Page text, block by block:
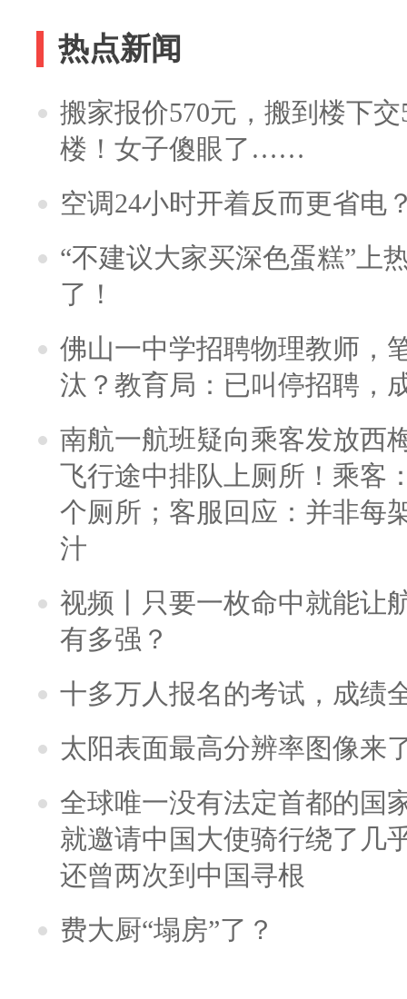
热点新闻
搬家报价570元，搬到楼下
楼！女子傻眼了……
空调24小时开着反而更省电
“不建议大家买深色蛋糕”上
了！
佛山一中学招聘物理教师，
汰？教育局：已叫停招聘，
南航一航班疑向乘客发放西
飞行途中排队上厕所！乘客
个厕所；客服回应：并非每
汁
视频丨只要一枚命中就能让
有多强？
十多万人报名的考试，成绩
太阳表面最高分辨率图像来
全球唯一没有法定首都的国
就邀请中国大使骑行绕了几
还曾两次到中国寻根
费大厨“塌房”了？